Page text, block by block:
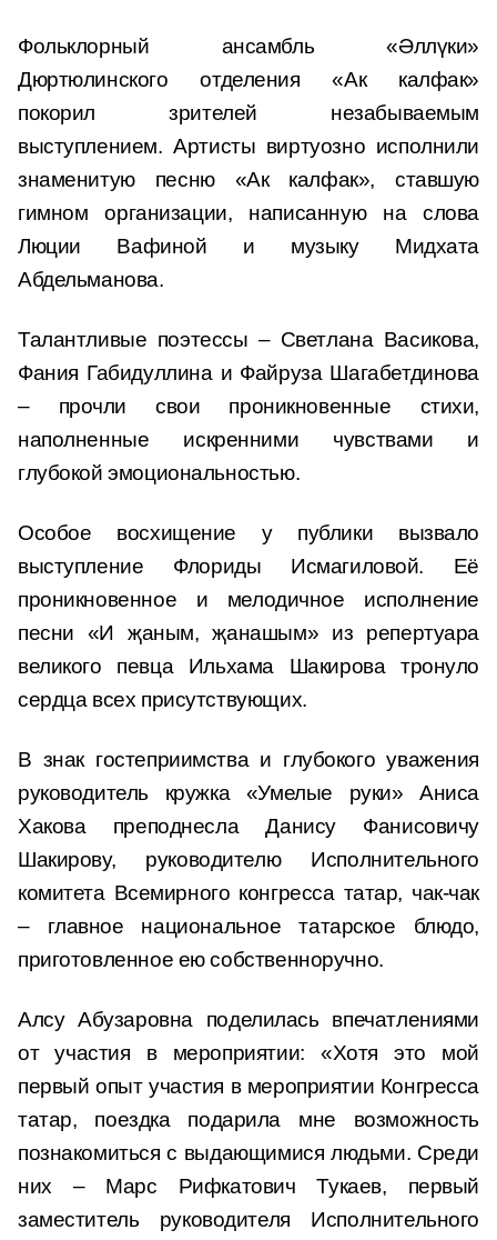
Фольклорный ансамбль «Әллүки»
Дюртюлинского отделения «Ак калфак»
покорил зрителей незабываемым
выступлением. Артисты виртуозно исполнили
знаменитую песню «Ак калфак», ставшую
гимном организации, написанную на слова
Люции Вафиной и музыку Мидхата
Абдельманова.
Талантливые поэтессы – Светлана Васикова,
Фания Габидуллина и Файруза Шагабетдинова
– прочли свои проникновенные стихи,
наполненные искренними чувствами и
глубокой эмоциональностью.
Особое восхищение у публики вызвало
выступление Флориды Исмагиловой. Её
проникновенное и мелодичное исполнение
песни «И җаным, җанашым» из репертуара
великого певца Ильхама Шакирова тронуло
сердца всех присутствующих.
В знак гостеприимства и глубокого уважения
руководитель кружка «Умелые руки» Аниса
Хакова преподнесла Данису Фанисовичу
Шакирову, руководителю Исполнительного
комитета Всемирного конгресса татар, чак-чак
– главное национальное татарское блюдо,
приготовленное ею собственноручно.
Алсу Абузаровна поделилась впечатлениями
от участия в мероприятии: «Хотя это мой
первый опыт участия в мероприятии Конгресса
татар, поездка подарила мне возможность
познакомиться с выдающимися людьми. Среди
них – Марс Рифкатович Тукаев, первый
заместитель руководителя Исполнительного